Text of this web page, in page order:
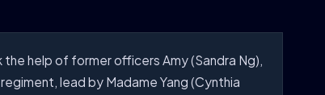
help of former officers Amy (Sandra Ng),
lead by Madame Yang (Cynthia